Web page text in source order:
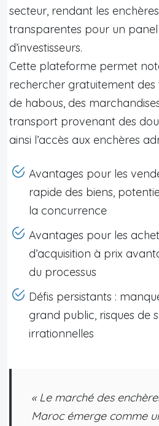
secteur, rendant les
transparentes pour un panel
d’investisseurs.
Cette plateforme permet
rechercher gratuitement des
de habous, des
transport provenant des
ainsi l’accès aux enchères
Avantages pour les
rapide des biens,
la concurrence
Avantages pour les
d’acquisition à prix
du processus
Défis persistants :
grand public, risques de
irrationnelles
« Le marché des
Maroc émerge comme